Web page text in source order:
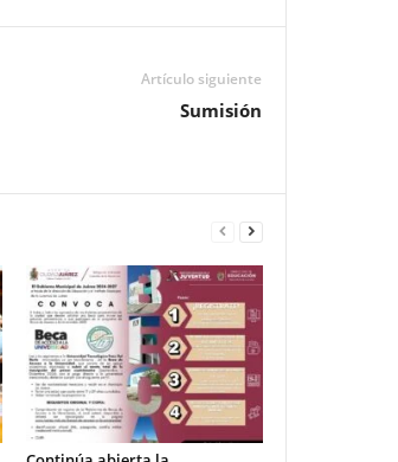
Artículo siguiente
Sumisión